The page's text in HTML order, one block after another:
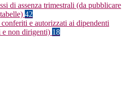
di assenza trimestrali (da pubblicare
42
e autorizzati ai dipendenti
e non dirigenti) 18